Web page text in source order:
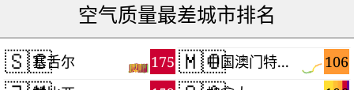
空气质量最差城市排名
🇸🇨 175
塞舌尔 🇲🇴 106
中国澳门特别行政区